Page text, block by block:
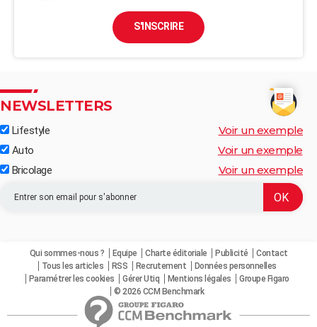
S'INSCRIRE
NEWSLETTERS
Lifestyle Voir un exemple
Auto Voir un exemple
Bricolage Voir un exemple
Qui sommes-nous ? Equipe Charte éditoriale Publicité
Contact
Tous les articles
RSS Recrutement
Données personnelles
Paramétrer les cookies
Gérer Utiq Mentions légales
Groupe Figaro
© 2026 CCM Benchmark